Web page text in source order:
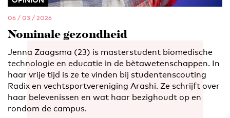
06 / 03 / 2026
Nominale gezondheid
Jenna Zaagsma (23) is masterstudent biomedische
technologie en educatie in de bètawetenschappen. In
haar vrije tijd is ze te vinden bij studentenscouting
Radix en vechtsportvereniging Arashi. Ze schrijft over
haar belevenissen en wat haar bezighoudt op en
rondom de campus.